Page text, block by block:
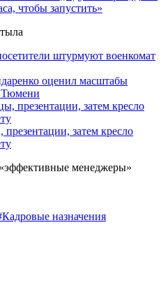
чтобы запустить»
штурмуют военкомат
оценил масштабы
Тюмени
затем кресло
менеджеры»
назначения